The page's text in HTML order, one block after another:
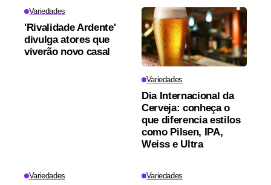
Variedades
'Rivalidade Ardente'
divulga atores que
viverão novo casal
Variedades
Dia Internacional da
Cerveja: conheça o
que diferencia estilos
como Pilsen, IPA,
Weiss e Ultra
Variedades Variedades